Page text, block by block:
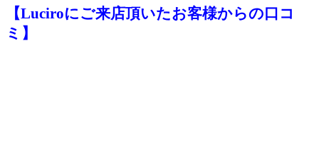
【Luciroにご来店頂いたお客様からの口コ
ミ】